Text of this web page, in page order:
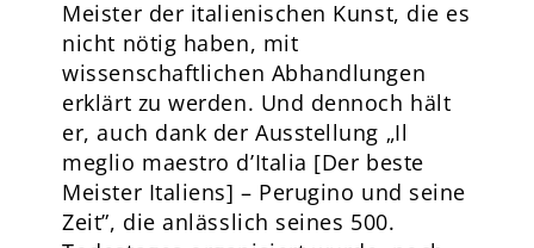
Meister der italienischen Kunst, die es
nicht nötig haben, mit
wissenschaftlichen Abhandlungen
erklärt zu werden. Und dennoch hält
er, auch dank der Ausstellung „Il
meglio maestro d’Italia [Der beste
Meister Italiens] – Perugino und seine
Zeit”, die anlässlich seines 500.